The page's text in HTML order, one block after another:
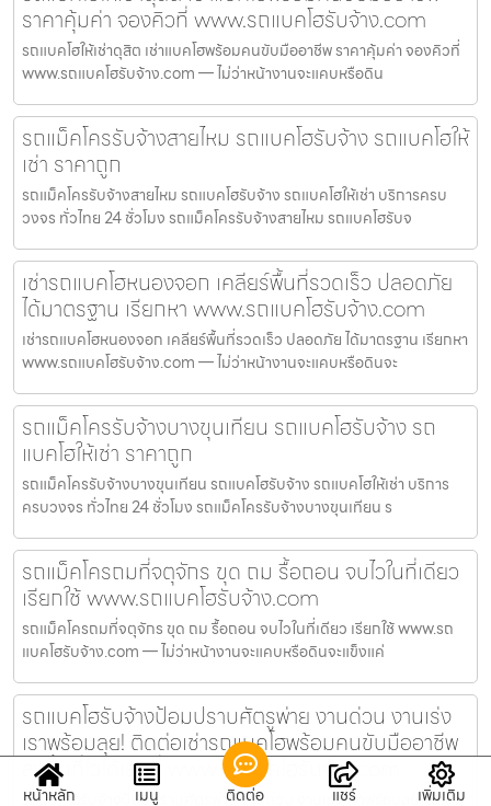
ราคาคุ้มค่า จองคิวที่ www.รถแบคโฮรับจ้าง.com
รถแบคโฮให้เช่าดุสิต เช่าแบคโฮพร้อมคนขับมืออาชีพ ราคาคุ้มค่า จองคิวที่
www.รถแบคโฮรับจ้าง.com — ไม่ว่าหน้างานจะแคบหรือดิน
รถแม็คโครรับจ้างสายไหม รถแบคโฮรับจ้าง รถแบคโฮให้
เช่า ราคาถูก
รถแม็คโครรับจ้างสายไหม รถแบคโฮรับจ้าง รถแบคโฮให้เช่า บริการครบ
วงจร ทั่วไทย 24 ชั่วโมง รถแม็คโครรับจ้างสายไหม รถแบคโฮรับจ
เช่ารถแบคโฮหนองจอก เคลียร์พื้นที่รวดเร็ว ปลอดภัย
ได้มาตรฐาน เรียกหา www.รถแบคโฮรับจ้าง.com
เช่ารถแบคโฮหนองจอก เคลียร์พื้นที่รวดเร็ว ปลอดภัย ได้มาตรฐาน เรียกหา
www.รถแบคโฮรับจ้าง.com — ไม่ว่าหน้างานจะแคบหรือดินจะ
รถแม็คโครรับจ้างบางขุนเทียน รถแบคโฮรับจ้าง รถ
แบคโฮให้เช่า ราคาถูก
รถแม็คโครรับจ้างบางขุนเทียน รถแบคโฮรับจ้าง รถแบคโฮให้เช่า บริการ
ครบวงจร ทั่วไทย 24 ชั่วโมง รถแม็คโครรับจ้างบางขุนเทียน ร
รถแม็คโครถมที่จตุจักร ขุด ถม รื้อถอน จบไวในที่เดียว
เรียกใช้ www.รถแบคโฮรับจ้าง.com
รถแม็คโครถมที่จตุจักร ขุด ถม รื้อถอน จบไวในที่เดียว เรียกใช้ www.รถ
แบคโฮรับจ้าง.com — ไม่ว่าหน้างานจะแคบหรือดินจะแข็งแค่
รถแบคโฮรับจ้างป้อมปราบศัตรูพ่าย งานด่วน งานเร่ง
เราพร้อมลุย! ติดต่อเช่ารถแบคโฮพร้อมคนขับมืออาชีพ
ลงพื้นที่ไวได้เลยที่ www.รถแบคโฮรับจ้าง.com
รถแบคโฮรับจ้างป้อมปราบศัตรูพ่าย งานด่วน งานเร่ง เราพร้อมลุย! ติดต่อ
หน้าหลัก เมนู ติดต่อ แชร์ เพิ่มเติม